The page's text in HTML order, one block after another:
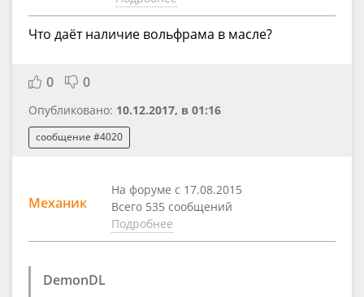
Что даёт наличие вольфрама в масле?
0 0
Опубликовано: 10.12.2017, в 01:16
сообщение #4020
Механик
На форуме с 17.08.2015
Всего 535 сообщений
Подробнее
DemonDL